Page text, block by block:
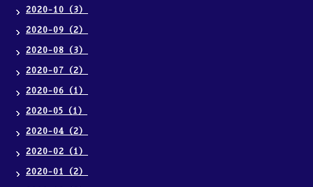
2020-10（3）
2020-09（2）
2020-08（3）
2020-07（2）
2020-06（1）
2020-05（1）
2020-04（2）
2020-02（1）
2020-01（2）